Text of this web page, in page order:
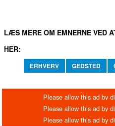
LÆS MERE OM EMNERNE VED
HER:
ERHVERV GEDSTED